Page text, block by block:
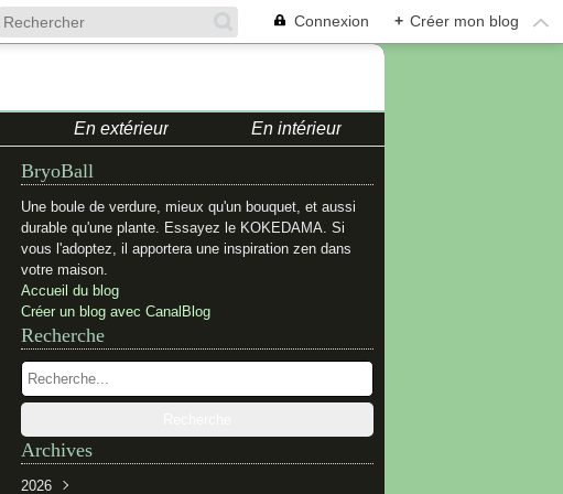
Connexion + Créer mon blog
En extérieur En intérieur
BryoBall
Une boule de verdure, mieux qu'un bouquet, et aussi
durable qu'une plante. Essayez le KOKEDAMA. Si
vous l'adoptez, il apportera une inspiration zen dans
votre maison.
Accueil du blog
Créer un blog avec CanalBlog
Recherche
Archives
2026